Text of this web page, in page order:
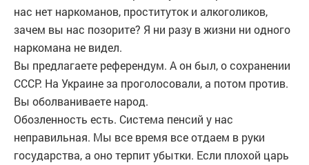
нас нет наркоманов, проституток и алкоголиков,
зачем вы нас позорите? Я ни разу в жизни ни одного
наркомана не видел.
Вы предлагаете референдум. А он был, о сохранении
СССР. На Украине за проголосовали, а потом против.
Вы оболваниваете народ.
Обозленность есть. Система пенсий у нас
неправильная. Мы все время все отдаем в руки
государства, а оно терпит убытки. Если плохой царь